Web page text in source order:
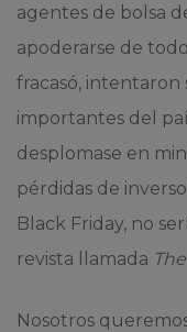
agentes de bolsa
apoderarse de
fracasó, intentaron
importantes del
desplomase en
pérdidas de
Black Friday, no
revista llamada
Nosotros